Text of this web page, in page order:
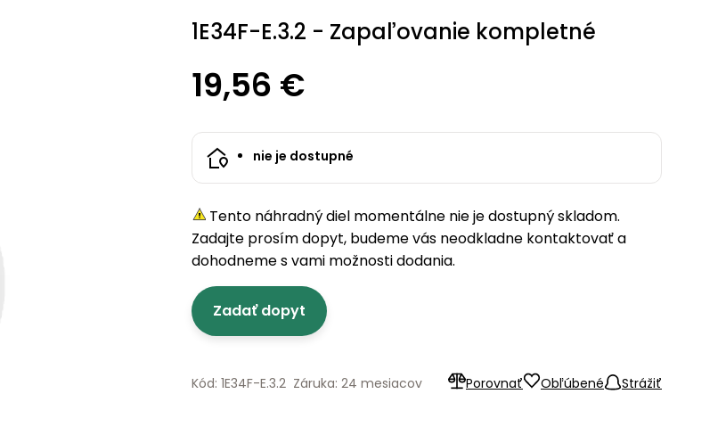
1E34F-E.3.2 - Zapaľovanie kompletné
19,56 €
nie je dostupné
Tento náhradný diel momentálne nie je dostupný skladom.
Zadajte prosím dopyt, budeme vás neodkladne kontaktovať a
dohodneme s vami možnosti dodania.
Zadať dopyt
Porovnať Obľúbené Strážiť
Kód: 1E34F-E.3.2 Záruka: 24 mesiacov